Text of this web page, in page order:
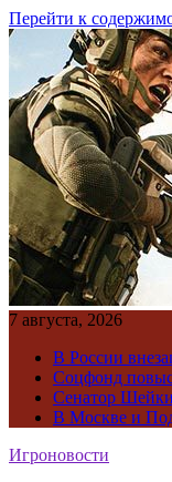
Перейти к
7 августа, 2026
В России
Соцфонд
Сенатор
В Москве и
Игроновости